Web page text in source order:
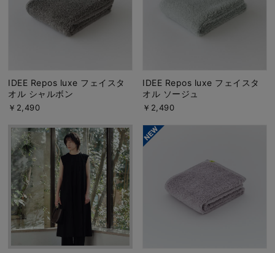
IDEE Repos luxe フェイスタ
オル シャルボン
￥2,490
IDEE Repos luxe フェイスタ
オル ソージュ
￥2,490